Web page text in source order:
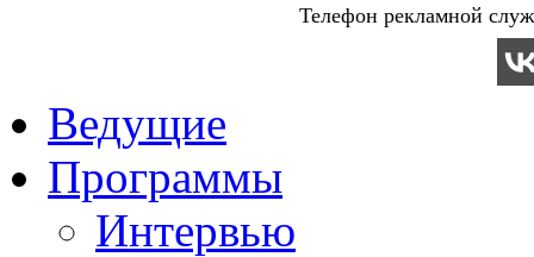
Телефон рекламной
Ведущие
Программы
Интервью